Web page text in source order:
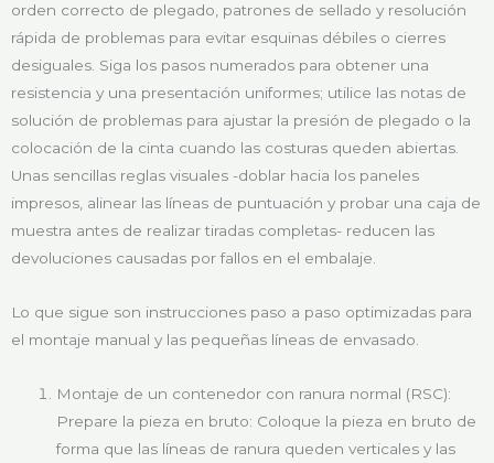
orden correcto de plegado, patrones de sellado y resolución
rápida de problemas para evitar esquinas débiles o cierres
desiguales. Siga los pasos numerados para obtener una
resistencia y una presentación uniformes; utilice las notas de
solución de problemas para ajustar la presión de plegado o la
colocación de la cinta cuando las costuras queden abiertas.
Unas sencillas reglas visuales -doblar hacia los paneles
impresos, alinear las líneas de puntuación y probar una caja de
muestra antes de realizar tiradas completas- reducen las
devoluciones causadas por fallos en el embalaje.
Lo que sigue son instrucciones paso a paso optimizadas para
el montaje manual y las pequeñas líneas de envasado.
Montaje de un contenedor con ranura normal (RSC):
Prepare la pieza en bruto: Coloque la pieza en bruto de
forma que las líneas de ranura queden verticales y las